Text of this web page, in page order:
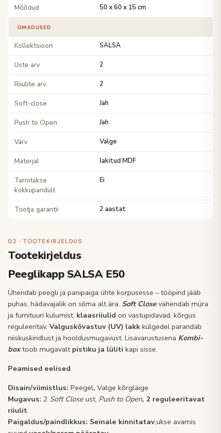
Mõõdud 50 x 60 x 15 cm
OMADUSED
Kollektsioon SALSA
Uste arv 2
Riiulite arv 2
Soft-close Jah
Push to Open Jah
Värv Valge
Materjal lakitud MDF
Tarnitakse
kokkupandult
Ei
Tootja garantii 2 aastat
02 · TOOTEKIRJELDUS
Tootekirjeldus
Peeglikapp SALSA E50
Ühendab peegli ja panipaiga ühte korpusesse – tööpind jääb
puhas, hädavajalik on silma alt ära. Soft Closevähendab müra
ja furnituuri kulumist, klaasriiulid on vastupidavad, kõrgus
reguleeritav. Valguskõvastuv (UV) lakk külgedel parandab
niiskuskindlust ja hooldusmugavust. Lisavarustusena Kombi-
boxtoob mugavalt pistiku ja lüliti kapi sisse.
Peamised eelised
Disain/viimistlus: Peegel, Valge kõrgläige
Mugavus: 2 Soft Closeust, Push to Open, 2 reguleeritavat
riiulit.
Paigaldus/paindlikkus: Seinale kinnitatav,ukse avamis